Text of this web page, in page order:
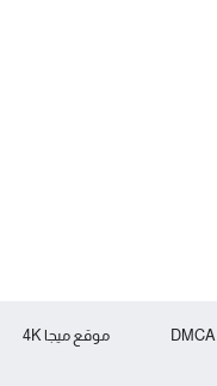
موقع ميجا 4K DMCA